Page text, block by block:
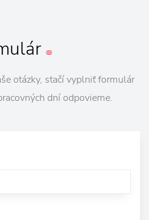
otázky, stačí vyplniť formulár
dní odpovieme.